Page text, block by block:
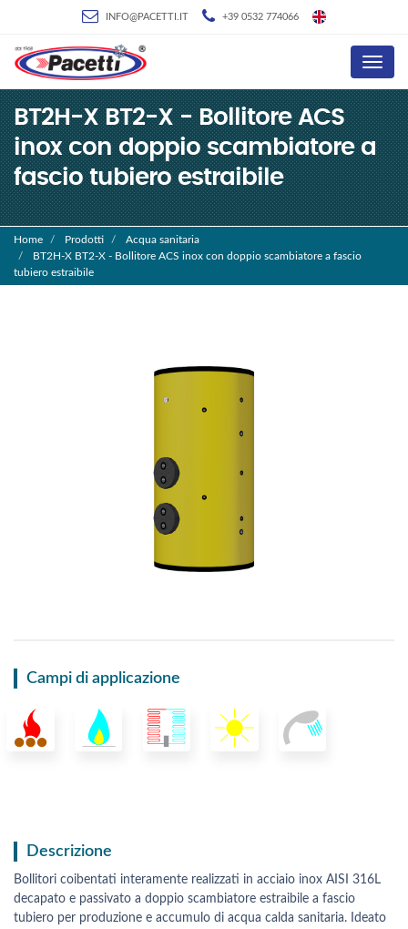
INFO@PACETTI.IT +39 0532 774066
Menu
BT2H-X BT2-X - Bollitore ACS
inox con doppio scambiatore a
fascio tubiero estraibile
Home Prodotti
Acqua sanitaria
BT2H-X BT2-X - Bollitore ACS inox con doppio scambiatore a fascio
tubiero estraibile
Campi di applicazione
Descrizione
Bollitori coibentati interamente realizzati in acciaio inox AISI 316L
decapato e passivato a doppio scambiatore estraibile a fascio
tubiero per produzione e accumulo di acqua calda sanitaria. Ideato